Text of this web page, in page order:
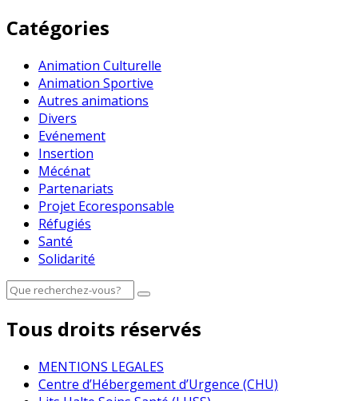
Catégories
Animation Culturelle
Animation Sportive
Autres animations
Divers
Evénement
Insertion
Mécénat
Partenariats
Projet Ecoresponsable
Réfugiés
Santé
Solidarité
Tous droits réservés
MENTIONS LEGALES
Centre d’Hébergement d’Urgence (CHU)